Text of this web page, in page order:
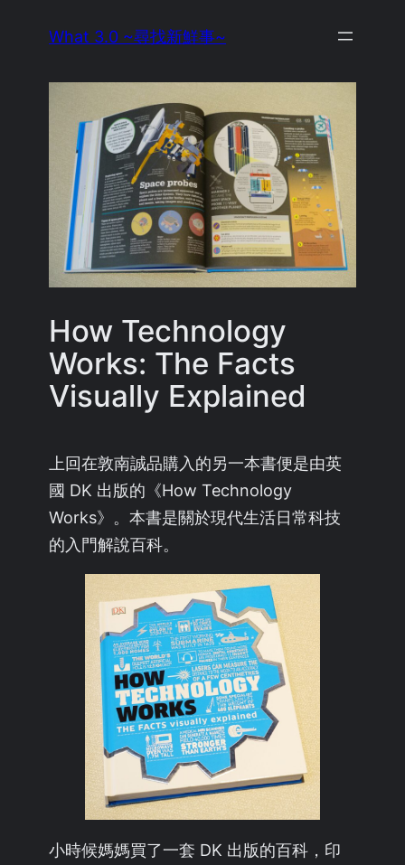
What 3.0 ~尋找新鮮事~
How Technology
Works: The Facts
Visually Explained
上回在敦南誠品購入的另一本書便是由英
國 DK 出版的《How Technology
Works》。本書是關於現代生活日常科技
的入門解說百科。
小時候媽媽買了一套 DK 出版的百科，印